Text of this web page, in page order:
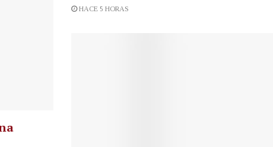
HACE 5 HORAS